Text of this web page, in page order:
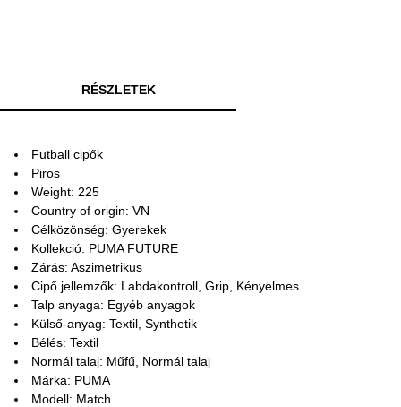
RÉSZLETEK
Futball cipők
Piros
Weight: 225
Country of origin: VN
Célközönség: Gyerekek
Kollekció: PUMA FUTURE
Zárás: Aszimetrikus
Cipő jellemzők: Labdakontroll, Grip, Kényelmes
Talp anyaga: Egyéb anyagok
Külső-anyag: Textil, Synthetik
Bélés: Textil
Normál talaj: Műfű, Normál talaj
Márka: PUMA
Modell: Match